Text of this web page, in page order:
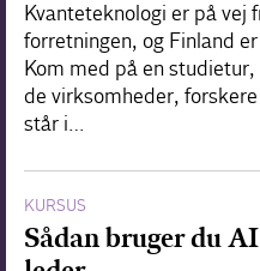
Kvanteteknologi er på vej
forretningen, og Finland
Kom med på en
de virksomheder,
står i…
KURSUS
Sådan bruger du